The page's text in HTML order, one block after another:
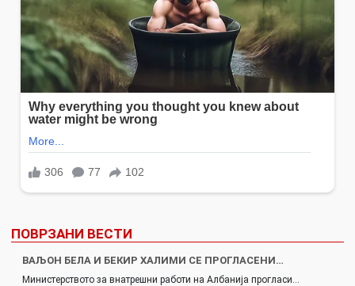
ПОВРЗАНИ ВЕСТИ
ВАЉОН БЕЛА И БЕКИР ХАЛИМИ СЕ ПРОГЛАСЕНИ…
Министерството за внатрешни работи на Албанија прогласи…